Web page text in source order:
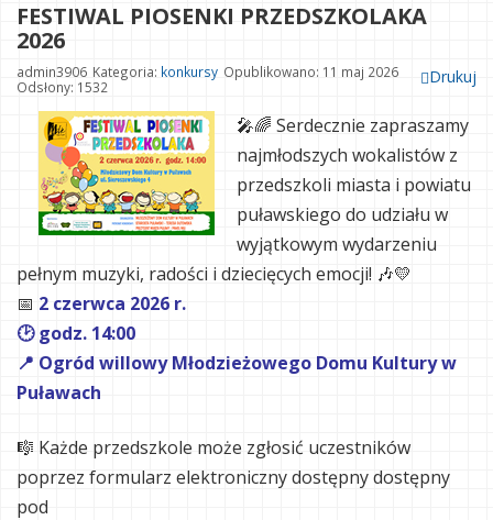
FESTIWAL PIOSENKI PRZEDSZKOLAKA
2026
Drukuj
admin3906 Kategoria: konkursy Opublikowano: 11 maj 2026
Odsłony: 1532
🎤🌈 Serdecznie zapraszamy
najmłodszych wokalistów z
przedszkoli miasta i powiatu
puławskiego do udziału w
wyjątkowym wydarzeniu
pełnym muzyki, radości i dziecięcych emocji! 🎶💛
📅 2 czerwca 2026 r.
🕑 godz. 14:00
📍 Ogród willowy Młodzieżowego Domu Kultury w
Puławach
🎼 Każde przedszkole może zgłosić uczestników
poprzez formularz elektroniczny dostępny dostępny
pod